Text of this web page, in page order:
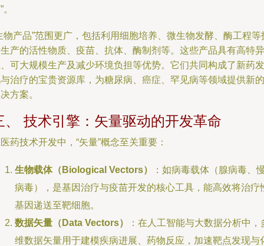
物产品”范围更广，包括利用细胞培养、微生物发酵、酶工程等
产的活性物质、疫苗、抗体、酶制剂等。这些产品具有高特异
可大规模生产及减少环境负担等优势。它们共同构成了新药发
治疗的宝贵资源库，为糖尿病、癌症、罕见病等领域提供新的
方案。
、 技术引擎：矢量驱动的开发革命
药技术开发中，“矢量”概念至关重要：
生物载体（Biological Vectors）
：如病毒载体（腺病毒、
病毒），是基因治疗与疫苗开发的核心工具，能高效将治疗
基因递送至靶细胞。
数据矢量（Data Vectors）
：在人工智能与大数据分析中，
维数据矢量用于建模疾病进展、药物反应，加速靶点发现与